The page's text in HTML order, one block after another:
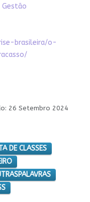
Gestão
brasileira/o-
26 Setembro 2024
DE CLASSES